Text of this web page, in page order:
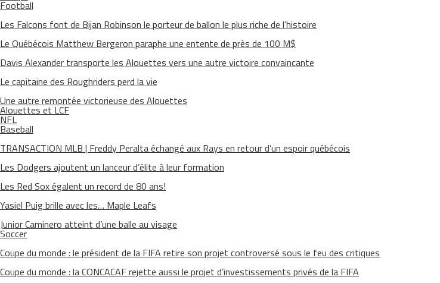
Football
Les Falcons font de Bijan Robinson le porteur de ballon le plus riche de l’histoire
Le Québécois Matthew Bergeron paraphe une entente de près de 100 M$
Davis Alexander transporte les Alouettes vers une autre victoire convaincante
Le capitaine des Roughriders perd la vie
Une autre remontée victorieuse des Alouettes
Alouettes et LCF
NFL
Baseball
TRANSACTION MLB | Freddy Peralta échangé aux Rays en retour d’un espoir québécois
Les Dodgers ajoutent un lanceur d’élite à leur formation
Les Red Sox égalent un record de 80 ans!
Yasiel Puig brille avec les… Maple Leafs
Junior Caminero atteint d’une balle au visage
Soccer
Coupe du monde : le président de la FIFA retire son projet controversé sous le feu des critiques
Coupe du monde : la CONCACAF rejette aussi le projet d’investissements privés de la FIFA